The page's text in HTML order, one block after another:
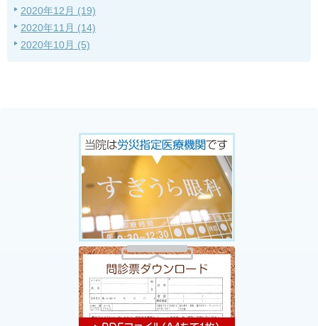
2020年12月 (19)
2020年11月 (14)
2020年10月 (5)